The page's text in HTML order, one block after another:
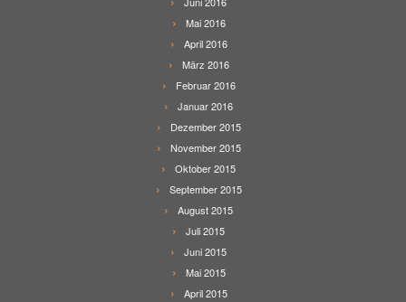
Mai 2016
April 2016
März 2016
Februar 2016
Januar 2016
Dezember 2015
November 2015
Oktober 2015
September 2015
August 2015
Juli 2015
Juni 2015
Mai 2015
April 2015